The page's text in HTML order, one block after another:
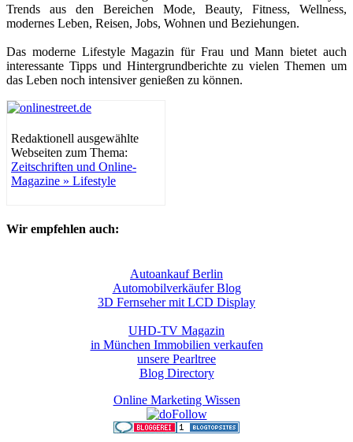
Trends aus den Bereichen Mode, Beauty, Fitness, Wellness,
modernes Leben, Reisen, Jobs, Wohnen und Beziehungen.
Das moderne Lifestyle Magazin für Frau und Mann bietet auch
interessante Tipps und Hintergrundberichte zu vielen Themen um
das Leben noch intensiver genießen zu können.
Redaktionell ausgewählte
Webseiten zum Thema:
Zeitschriften und Online-
Magazine » Lifestyle
Wir empfehlen auch:
Autoankauf Berlin
Automobilverkäufer Blog
3D Fernseher mit LCD Display
UHD-TV Magazin
in München Immobilien verkaufen
unsere Pearltree
Blog Directory
Online Marketing Wissen